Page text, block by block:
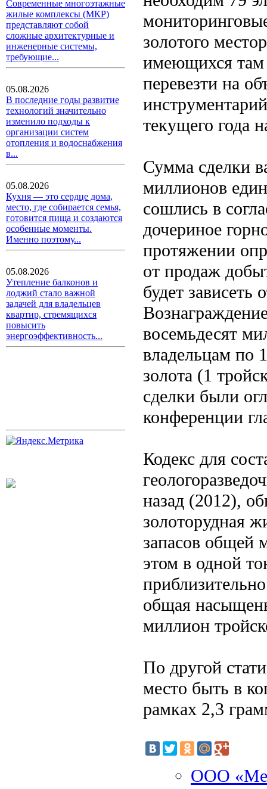
Современные многоэтажные
жилые комплексы (МКР)
представляют собой
сложные архитектурные и
инженерные системы,
требующие...
05.08.2026
В последние годы развитие
технологий значительно
изменило подходы к
организации систем
отопления и водоснабжения
в...
05.08.2026
Кухня — это сердце дома,
место, где собирается семья,
готовится пища и создаются
особенные моменты.
Именно поэтому...
05.08.2026
Утепление балконов и
лоджий стало важной
задачей для владельцев
квартир, стремящихся
повысить
энергоэффективность...
золотого
имеющихся там
перевезти на
текущего года
Сумма сделки
миллионов
сошлись в
дочериное
протяжении
от продаж
будет
восемьдесят
владельцам по
золота (1
сделки были
конференции
Кодекс для
назад (2012),
золоторудная
запасов общей
этом в одной
общая
миллион
По другой
место быть в
рамках 2,3
ООО